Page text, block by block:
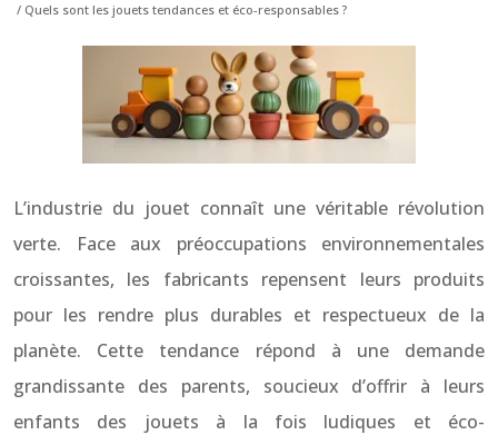
/ Quels sont les jouets tendances et éco-responsables ?
L’industrie du jouet connaît une véritable révolution
verte. Face aux préoccupations environnementales
croissantes, les fabricants repensent leurs produits
pour les rendre plus durables et respectueux de la
planète. Cette tendance répond à une demande
grandissante des parents, soucieux d’offrir à leurs
enfants des jouets à la fois ludiques et éco-